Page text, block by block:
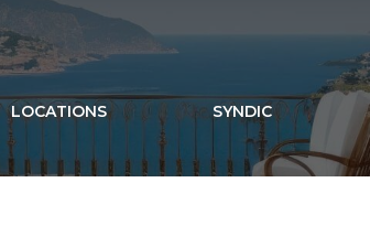
LOCATIONS SYNDIC